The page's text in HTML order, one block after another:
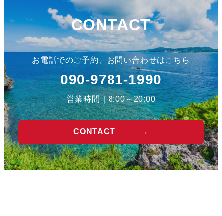
CONTACT
お電話でのご予約、お問い合わせはこちら
090-9781-1990
営業時間｜8:00～20:00
CONTACT →